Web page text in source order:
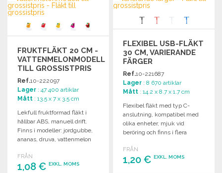
Begär offert Begär offert
FRUKTFLÄKT 20 CM -
VATTENMELONMODELL
TILL GROSSISTPRIS
Ref.10-222097
Lager : 47 400 artiklar
Mått : 13.5 x 7 x 3.5 cm
Lekfull fruktformad fläkt i
hållbar ABS, manuell drift.
Finns i modeller: jordgubbe,
ananas, druva, vattenmelon
FRÅN
1,08 € EXKL. MOMS
FLEXIBEL USB-FLÄKT
30 CM, VARIERANDE
FÄRGER
Ref.10-221687
Lager : 8 670 artiklar
Mått : 14.2 x 8.7 x 1.7 cm
Flexibel fläkt med typ C-
anslutning, kompatibel med
olika enheter, mjuk vid
beröring och finns i flera
FRÅN
1,20 €EXKL. MOMS